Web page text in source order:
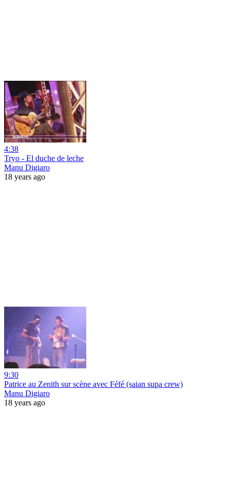
4:38
Tryo - El duche de leche
Manu Digiaro
18 years ago
9:30
Patrice au Zenith sur scène avec Féfé (saian supa crew)
Manu Digiaro
18 years ago